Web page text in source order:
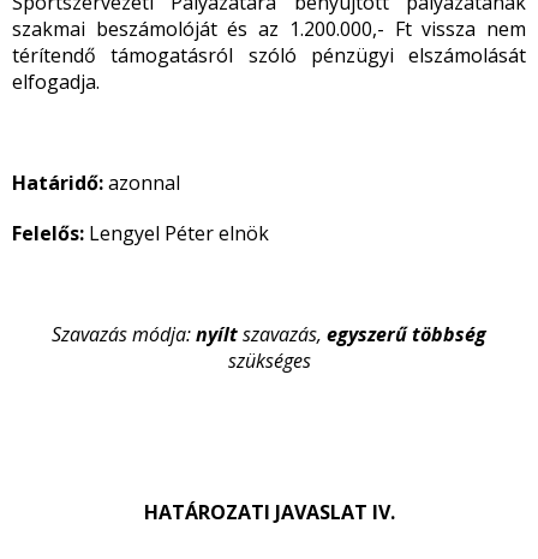
szakmai beszámolóját és az 1.200.000,- Ft vissza nem
térítendő támogatásról szóló pénzügyi elszámolását
elfogadja.
Határidő:azonnal
Felelős: Lengyel Péter elnök
Szavazás módja:nyíltszavazás, egyszerűtöbbség
szükséges
HATÁROZATI JAVASLAT IV.